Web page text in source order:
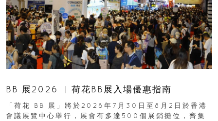
BB 展2026 ︳荷花BB展入場優惠指南
「荷花 BB 展」將於2026年7月30日至8月2日於香港
會議展覽中心舉行，展會有多達500個展銷攤位，齊集